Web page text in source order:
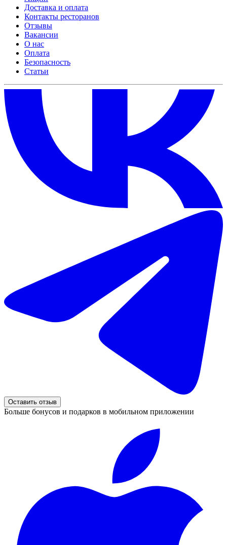
Доставка и оплата
Контакты ресторанов
Отзывы
Вакансии
О нас
Оплата
Безопасность
Статьи
Оставить отзыв
Больше бонусов и подарков в мобильном приложении